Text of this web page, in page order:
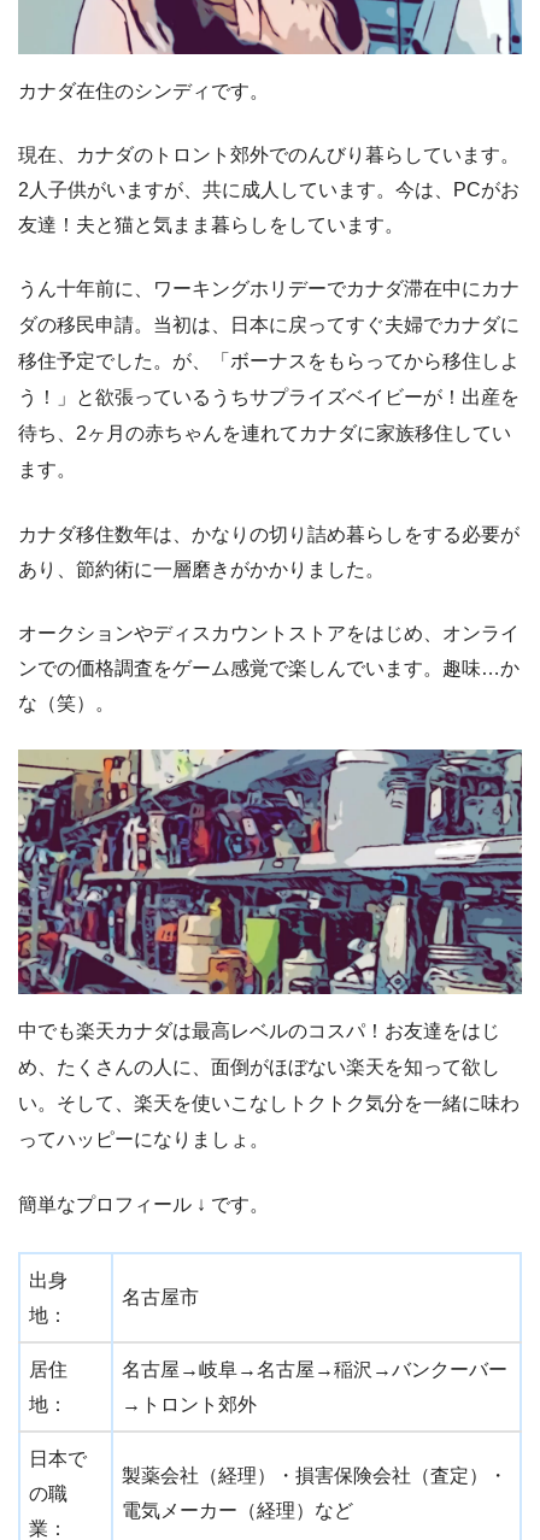
カナダ在住のシンディです。
現在、カナダのトロント郊外でのんびり暮らしています。
2人子供がいますが、共に成人しています。今は、PCがお
友達！夫と猫と気まま暮らしをしています。
うん十年前に、ワーキングホリデーでカナダ滞在中にカナ
ダの移民申請。当初は、日本に戻ってすぐ夫婦でカナダに
移住予定でした。が、「ボーナスをもらってから移住しよ
う！」と欲張っているうちサプライズベイビーが！出産を
待ち、2ヶ月の赤ちゃんを連れてカナダに家族移住してい
ます。
カナダ移住数年は、かなりの切り詰め暮らしをする必要が
あり、節約術に一層磨きがかかりました。
オークションやディスカウントストアをはじめ、オンライ
ンでの価格調査をゲーム感覚で楽しんでいます。趣味…か
な（笑）。
中でも楽天カナダは最高レベルのコスパ！お友達をはじ
め、たくさんの人に、面倒がほぼない楽天を知って欲し
い。そして、楽天を使いこなしトクトク気分を一緒に味わ
ってハッピーになりましょ。
簡単なプロフィール ↓ です。
出身
地：
名古屋市
居住
地：
名古屋→岐阜→名古屋→稲沢→バンクーバー
→トロント郊外
日本で
の職
業：
製薬会社（経理）・損害保険会社（査定）・
電気メーカー（経理）など